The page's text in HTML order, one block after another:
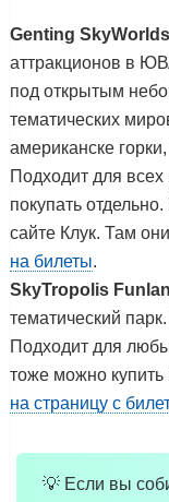
Genting SkyWorlds
аттракционов в
под открытым
тематических
американске
Подходит для
покупать
сайте Клук. Там
на билеты.
SkyTropolis
тематический
Подходит для
тоже можно купить
на страницу с
💡 Если вы